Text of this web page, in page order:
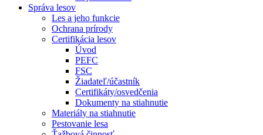
Správa lesov
Les a jeho funkcie
Ochrana prírody
Certifikácia lesov
Úvod
PEFC
FSC
Žiadateľ/účastník
Certifikáty/osvedčenia
Dokumenty na stiahnutie
Materiály na stiahnutie
Pestovanie lesa